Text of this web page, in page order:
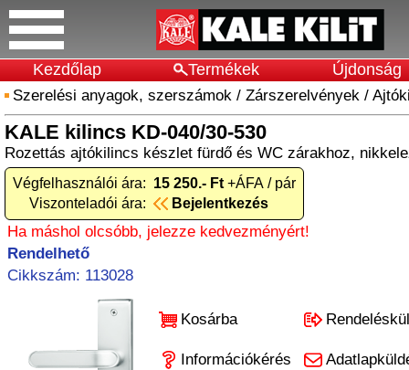
Kezdőlap Termékek Újdonság
Szerelési anyagok, szerszámok / Zárszerelvények /
KALE kilincs KD-040/30-530
Rozettás ajtókilincs készlet fürdő és WC zárakhoz,
Végfelhasználói ára: 15 250.- Ft +ÁFA / pár
Viszonteladói ára:
Bejelentkezés
Ha máshol olcsóbb, jelezze kedvezményért!
Rendelhető
Cikkszám: 113028
Kosárba
Információkérés